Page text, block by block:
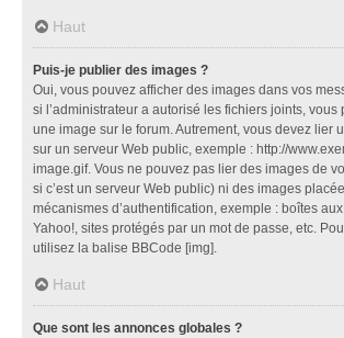
Haut
Puis-je publier des images ?
Oui, vous pouvez afficher des images dans vos
si l’administrateur a autorisé les fichiers joints, vous
une image sur le forum. Autrement, vous devez lier
sur un serveur Web public, exemple : http://
image.gif. Vous ne pouvez pas lier des images de
si c’est un serveur Web public) ni des images
mécanismes d’authentification, exemple : boîtes
Yahoo!, sites protégés par un mot de passe, etc.
utilisez la balise BBCode [img].
Haut
Que sont les annonces globales ?